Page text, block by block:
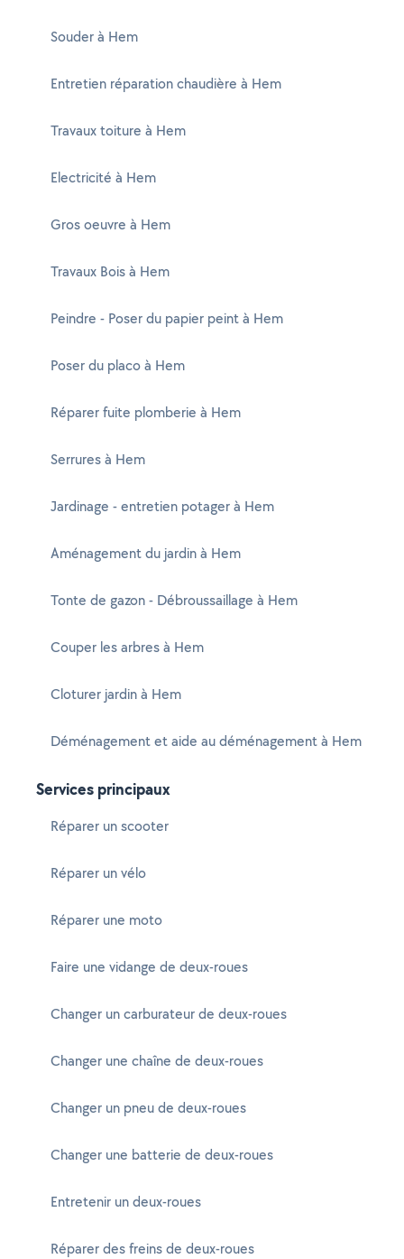
Souder à Hem
Entretien réparation chaudière à Hem
Travaux toiture à Hem
Electricité à Hem
Gros oeuvre à Hem
Travaux Bois à Hem
Peindre - Poser du papier peint à Hem
Poser du placo à Hem
Réparer fuite plomberie à Hem
Serrures à Hem
Jardinage - entretien potager à Hem
Aménagement du jardin à Hem
Tonte de gazon - Débroussaillage à Hem
Couper les arbres à Hem
Cloturer jardin à Hem
Déménagement et aide au déménagement à Hem
Services principaux
Réparer un scooter
Réparer un vélo
Réparer une moto
Faire une vidange de deux-roues
Changer un carburateur de deux-roues
Changer une chaîne de deux-roues
Changer un pneu de deux-roues
Changer une batterie de deux-roues
Entretenir un deux-roues
Réparer des freins de deux-roues